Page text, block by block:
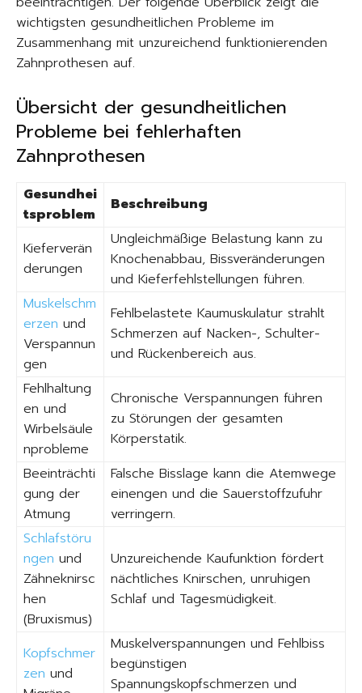
wichtigsten gesundheitlichen Probleme im
Zusammenhang mit unzureichend funktionierenden
Zahnprothesen auf.
Übersicht der gesundheitlichen
Probleme bei fehlerhaften
Zahnprothesen
Gesundhei
tsproblem
Beschreibung
Kieferverän
derungen
Ungleichmäßige Belastung kann zu
Knochenabbau, Bissveränderungen
und Kieferfehlstellungen führen.
Muskelschm
erzen und
Verspannun
gen
Fehlbelastete Kaumuskulatur strahlt
Schmerzen auf Nacken-, Schulter-
und Rückenbereich aus.
Fehlhaltung
en und
Wirbelsäule
nprobleme
Chronische Verspannungen führen
zu Störungen der gesamten
Körperstatik.
Beeinträchti
gung der
Atmung
Falsche Bisslage kann die Atemwege
einengen und die Sauerstoffzufuhr
verringern.
Schlafstöru
ngen und
Zähneknirsc
hen
(Bruxismus)
Unzureichende Kaufunktion fördert
nächtliches Knirschen, unruhigen
Schlaf und Tagesmüdigkeit.
Kopfschmer
zen und
Muskelverspannungen und Fehlbiss
begünstigen
Spannungskopfschmerzen und